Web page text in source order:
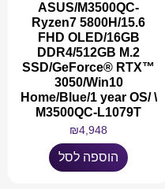
ASUS/M3500QC-
Ryzen7 5800H/15.6
FHD OLED/16GB
DDR4/512GB M.2
SSD/GeForce® RTX™
3050/Win10
Home/Blue/1 year OS/ \
M3500QC-L1079T
₪4,948
הוספה לסל